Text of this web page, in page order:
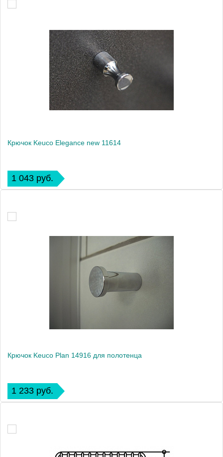
Крючок Keuco Elegance new 11614
1 043 руб.
Крючок Keuco Plan 14916 для полотенца
1 233 руб.